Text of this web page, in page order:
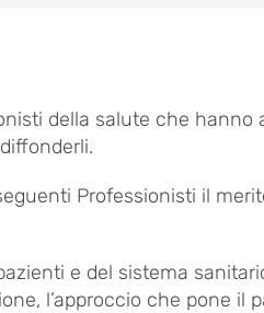
della salute che
Professionisti il
e del sistema
l’approccio che pone il